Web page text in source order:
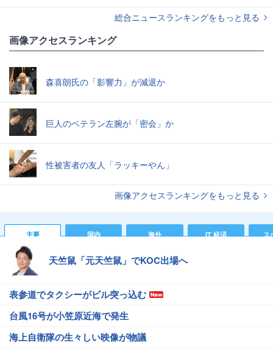
総合ニュースランキングをもっと見る
画像アクセスランキング
森喜朗氏の「影響力」が減退か
巨人のベテラン左腕が「密会」か
性被害者の友人「ラッキーやん」
画像アクセスランキングをもっと見る
主要 国内 海外 IT 経済 ス
天竺鼠「元天竺鼠」でKOC出場へ
表参道でタクシーがビル突っ込む
台風16号が小笠原近海で発生
海上自衛隊の生々しい映像が物議